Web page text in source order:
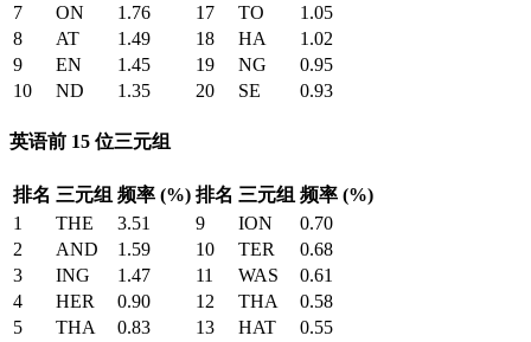
7
ON 1.76 17 TO
1.05
8
AT 1.49 18 HA
1.02
9
EN 1.45 19 NG
0.95
10
ND 1.35 20 SE 0.93
英语前 15 位三元组
排名 三元组 频率 (%) 排名 三元组 频率 (%)
1
THE 3.51 9 ION
0.70
2
AND 1.59 10 TER
0.68
3
ING 1.47 11 WAS
0.61
4
HER 0.90 12 THA
0.58
5
THA 0.83 13 HAT
0.55